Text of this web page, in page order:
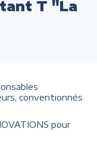
T "La
conventionnés
pour